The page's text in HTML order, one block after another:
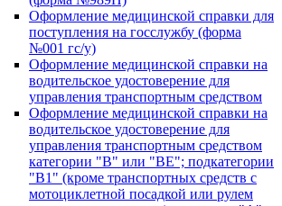
Оформление медицинской справки для
поступления на госслужбу (форма
№001 гс/у)
Оформление медицинской справки на
водительское удостоверение для
управления транспортным средством
Оформление медицинской справки на
водительское удостоверение для
управления транспортным средством
категории "В" или "BE"; подкатегории
"В1" (кроме транспортных средств с
мотоциклетной посадкой или рулем